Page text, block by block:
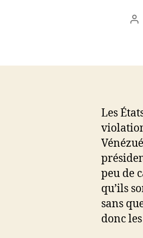
Les
peu de
qu’ils
sans
donc